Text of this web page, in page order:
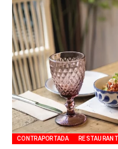
CONTRAPORTADA